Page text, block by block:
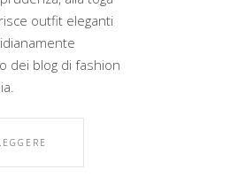
outfit eleganti
dei blog di fashion